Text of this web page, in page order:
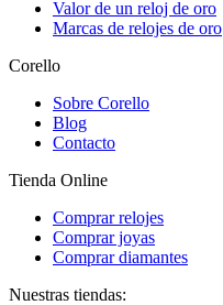
Valor de un reloj de oro
Marcas de relojes de oro
Corello
Sobre Corello
Blog
Contacto
Tienda Online
Comprar relojes
Comprar joyas
Comprar diamantes
Nuestras tiendas: